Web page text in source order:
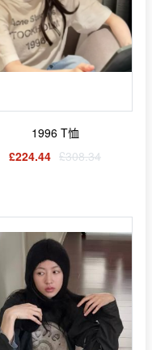
1996 T恤
£224.44 £308.34